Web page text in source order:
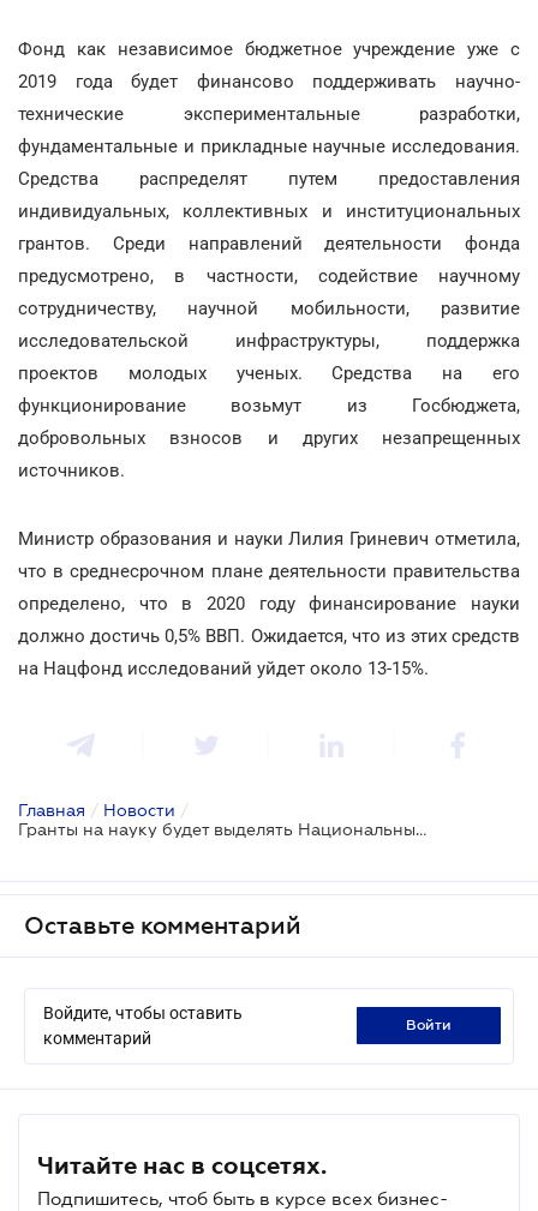
Фонд как независимое бюджетное учреждение уже с
2019 года будет финансово поддерживать научно-
технические экспериментальные разработки,
фундаментальные и прикладные научные исследования.
Средства распределят путем предоставления
индивидуальных, коллективных и институциональных
грантов. Среди направлений деятельности фонда
предусмотрено, в частности, содействие научному
сотрудничеству, научной мобильности, развитие
исследовательской инфраструктуры, поддержка
проектов молодых ученых. Средства на его
функционирование возьмут из Госбюджета,
добровольных взносов и других незапрещенных
источников.
Министр образования и науки Лилия Гриневич отметила,
что в среднесрочном плане деятельности правительства
определено, что в 2020 году финансирование науки
должно достичь 0,5% ВВП. Ожидается, что из этих средств
на Нацфонд исследований уйдет около 13-15%.
Главная / Новости /
Гранты на науку будет выделять Национальный фонд исследований
Оставьте комментарий
Войдите, чтобы оставить
комментарий
войти
Читайте нас в соцсетях.
Подпишитесь, чтоб быть в курсе всех бизнес-